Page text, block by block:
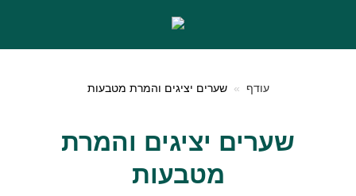
עודף שערים יציגים והמרת מטבעות
שערים יציגים והמרת
מטבעות